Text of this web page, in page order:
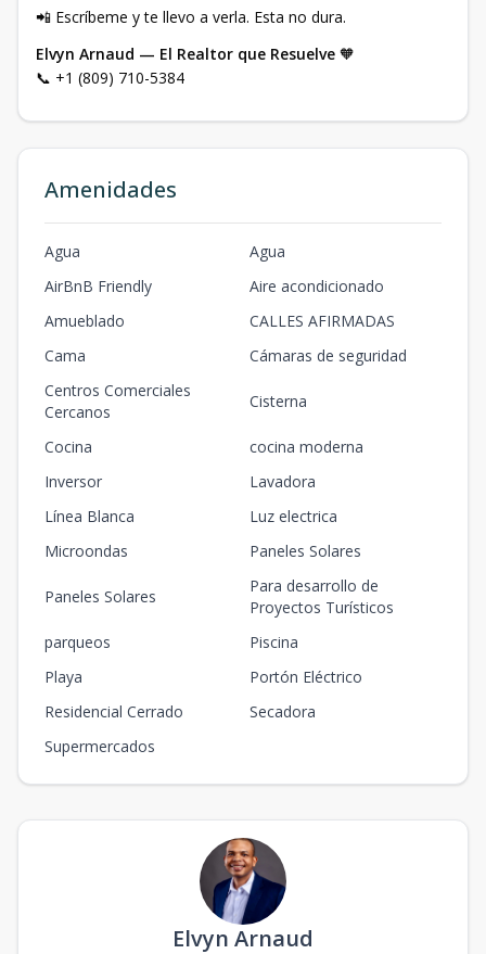
📲 Escríbeme y te llevo a verla. Esta no dura.
Elvyn Arnaud — El Realtor que Resuelve 🧡
📞 +1 (809) 710-5384
Amenidades
Agua
Agua
AirBnB Friendly
Aire acondicionado
Amueblado
CALLES AFIRMADAS
Cama
Cámaras de seguridad
Centros Comerciales
Cercanos
Cisterna
Cocina
cocina moderna
Inversor
Lavadora
Línea Blanca
Luz electrica
Microondas
Paneles Solares
Paneles Solares
Para desarrollo de
Proyectos Turísticos
parqueos
Piscina
Playa
Portón Eléctrico
Residencial Cerrado
Secadora
Supermercados
Elvyn Arnaud